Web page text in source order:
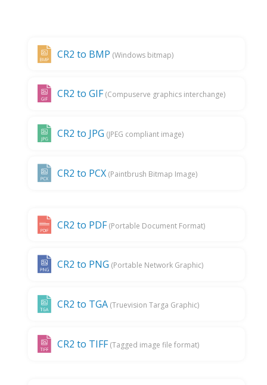
CR2 to BMP (Windows bitmap)
CR2 to GIF (Compuserve graphics interchange)
CR2 to JPG (JPEG compliant image)
CR2 to PCX (Paintbrush Bitmap Image)
CR2 to PDF (Portable Document Format)
CR2 to PNG (Portable Network Graphic)
CR2 to TGA (Truevision Targa Graphic)
CR2 to TIFF (Tagged image file format)